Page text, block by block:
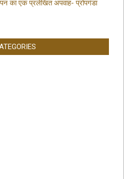
का एक प्रलेखित अपवाह- प्रोपगंडा